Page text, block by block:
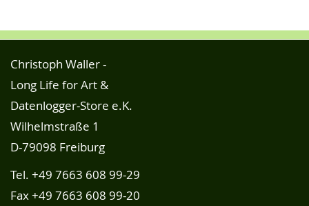
Christoph Waller -
Long Life for Art &
Datenlogger-Store e.K.
Wilhelmstraße 1
D-79098 Freiburg
Tel. +49 7663 608 99-29
Fax +49 7663 608 99-20